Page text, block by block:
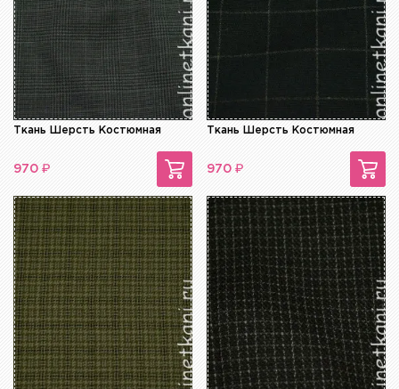
Ткань Шерсть Костюмная
970 ₽
Ткань Шерсть Костюмная
970 ₽